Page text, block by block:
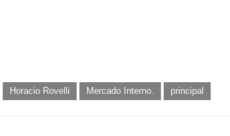
Horacio Rovelli Mercado Interno. principal